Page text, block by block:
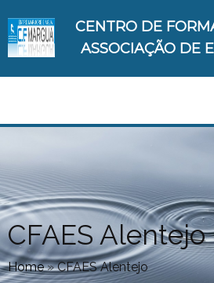
CENTRO DE
ASSOCIAÇÃO DE
CFAES Alentejo
Home»CFAES Alentejo